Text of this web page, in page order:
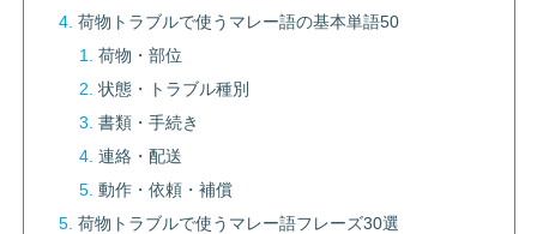
荷物トラブルで使うマレー語の基本単語50
荷物・部位
状態・トラブル種別
書類・手続き
連絡・配送
動作・依頼・補償
荷物トラブルで使うマレー語フレーズ30選